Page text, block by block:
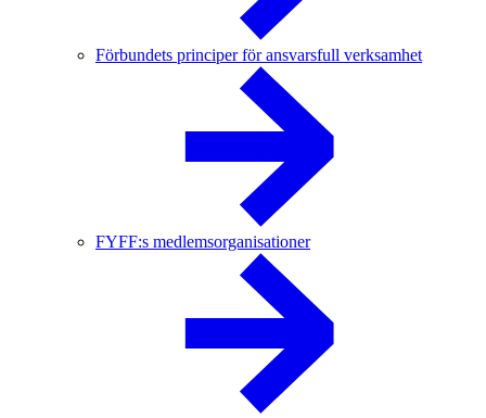
Förbundets principer för ansvarsfull verksamhet
FYFF:s medlemsorganisationer